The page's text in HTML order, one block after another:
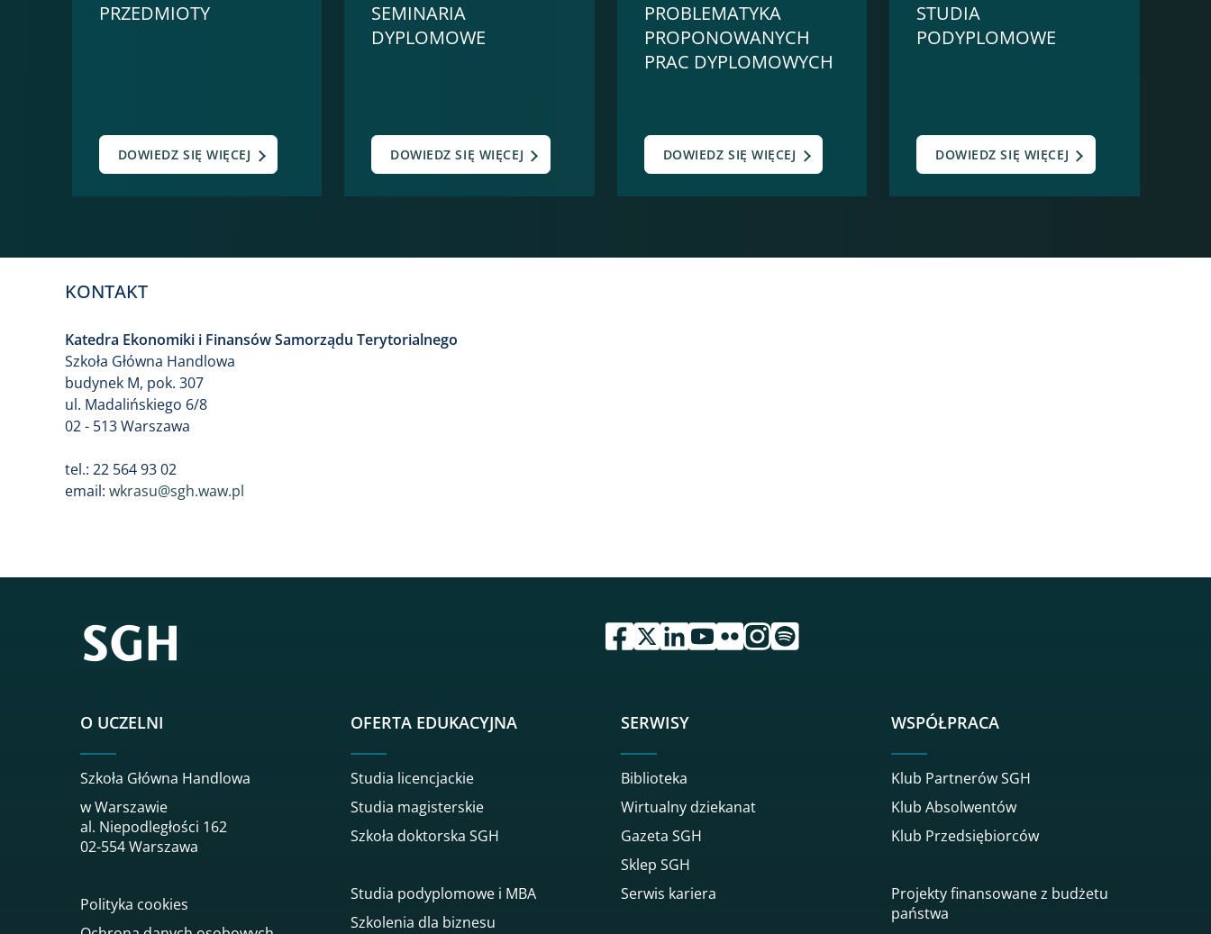
PRZEDMIOTY
DOWIEDZ SIĘ WIĘCEJ
SEMINARIA
DYPLOMOWE
DOWIEDZ SIĘ WIĘCEJ
PROBLEMATYKA
PROPONOWANYCH
PRAC DYPLOMOWYCH
DOWIEDZ SIĘ WIĘCEJ
STUDIA
PODYPLOMOWE
DOWIEDZ SIĘ WIĘCEJ
KONTAKT
Katedra Ekonomiki i Finansów Samorządu Terytorialnego
Szkoła Główna Handlowa
budynek M, pok. 307
ul. Madalińskiego 6/8
02 - 513 Warszawa
tel.: 22 564 93 02
email: wkrasu@sgh.waw.pl
przejdź do serwisu facebook sgh
przejdź do serwisu twitter sgh
przejdź do serwisu linkedin sgh
przejdź do serwisu youtube sgh
przejdź do serwisu flickr sgh
przejdź do serwisu instagram sgh
przejdź do serwisu spotify sgh
O UCZELNI
Szkoła Główna Handlowa
w Warszawie
al. Niepodległości 162
02-554 Warszawa
Polityka cookies
OFERTA EDUKACYJNA
Studia licencjackie
Studia magisterskie
Szkoła doktorska SGH
Studia podyplomowe i MBA
Szkolenia dla biznesu
SERWISY
Biblioteka
Wirtualny dziekanat
Gazeta SGH
Sklep SGH
Serwis kariera
WSPÓŁPRACA
Klub Partnerów SGH
Klub Absolwentów
Klub Przedsiębiorców
Projekty finansowane z budżetu
państwa